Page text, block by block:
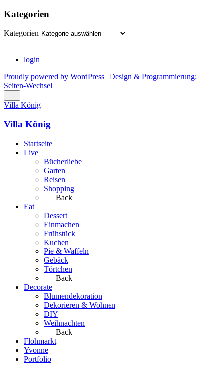
Kategorien
Kategorien
login
Proudly powered by WordPress
Design & Programmierung:
Seiten-Wechsel
Villa König
Villa König
Startseite
Live
Bücherliebe
Garten
Reisen
Shopping
Back
Eat
Dessert
Einmachen
Frühstück
Kuchen
Pie & Waffeln
Gebäck
Törtchen
Back
Decorate
Blumendekoration
Dekorieren & Wohnen
DIY
Weihnachten
Back
Flohmarkt
Yvonne
Portfolio